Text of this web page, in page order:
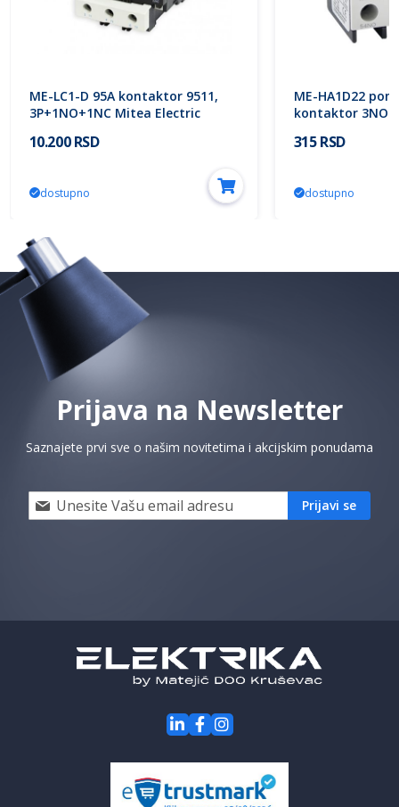
ME-LC1-D 95A kontaktor 9511,
3P+1NO+1NC Mitea Electric
10.200 RSD
dostupno
ME-HA1D22
kontaktor
315 RSD
dostupno
Prijava na Newsletter
Saznajete prvi sve o našim novitetima i akcijskim ponudama
Prijavi
se
akcije
Prijavi se